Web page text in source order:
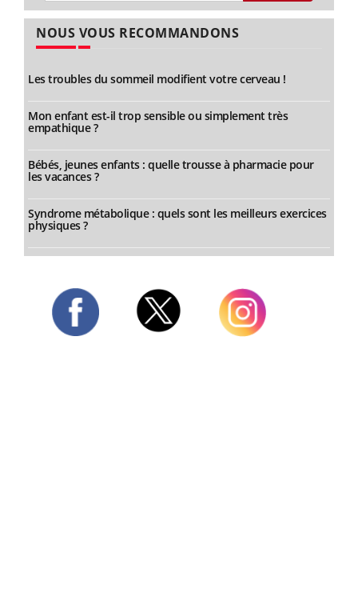
NOUS VOUS RECOMMANDONS
Les troubles du sommeil modifient votre cerveau !
Mon enfant est-il trop sensible ou simplement très
empathique ?
Bébés, jeunes enfants : quelle trousse à pharmacie pour
les vacances ?
Syndrome métabolique : quels sont les meilleurs exercices
physiques ?